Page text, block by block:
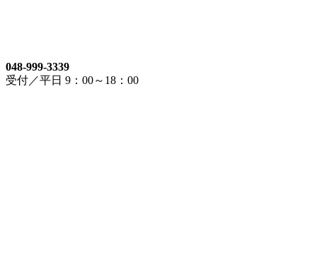
048-999-3339
受付／平日 9：00～18：00